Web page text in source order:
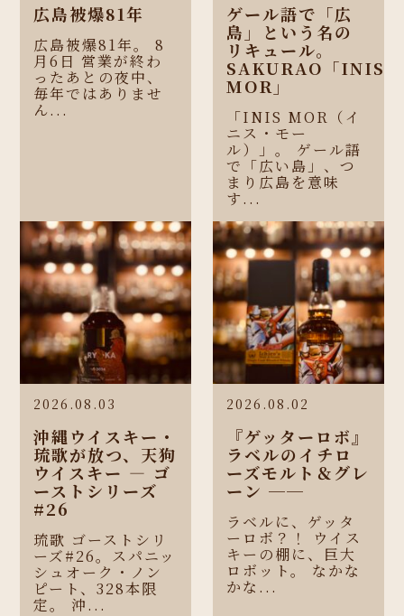
広島被爆81年
広島被爆81年。 8
月6日 営業が終わ
ったあとの夜中、
毎年ではありませ
ん...
ゲール語で「広
島」という名の
リキュール。
SAKURAO「INIS
MOR」
「INIS MOR（イ
ニス・モー
ル）」。 ゲール語
で「広い島」、つ
まり広島を意味
す...
2026.08.03
沖縄ウイスキー・
琉歌が放つ、天狗
ウイスキー ― ゴ
ーストシリーズ
#26
琉歌 ゴーストシリ
ーズ#26。スパニッ
シュオーク・ノン
ピート、328本限
定。 沖...
2026.08.02
『ゲッターロボ』
ラベルのイチロ
ーズモルト＆グレ
ーン ──
ラベルに、ゲッタ
ーロボ？！ ウイス
キーの棚に、巨大
ロボット。 なかな
かな...